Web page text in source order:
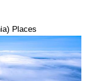
Places